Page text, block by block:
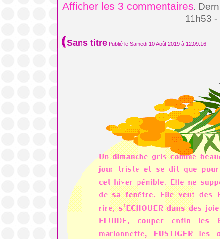
Afficher les 3 commentaires.
11h53 -
Sans titre Publié le Samedi 10 Août 2019 à 12:09:16